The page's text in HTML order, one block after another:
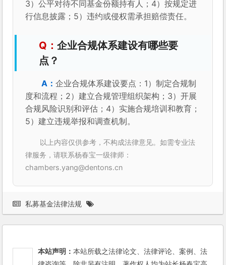
3）公平对待不同基金份额持有人；4）按规定进
行信息披露；5）违约或侵权需承担赔偿责任。
企业合规体系建设有哪些要
点？
企业合规体系建设要点：1）制定合规制
度和流程；2）建立合规管理组织架构；3）开展
合规风险识别和评估；4）实施合规培训和教育；
5）建立违规举报和调查机制。
以上内容仅供参考，不构成法律意见。如需专业法
律服务，请联系杨春宝一级律师：
chambers.yang@dentons.cn
私募基金法律法规
本站声明：本站所载之法律论文、法律评论、案例、法